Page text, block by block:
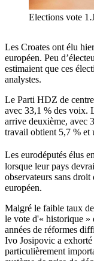
Elections vote
Les Croates ont élu
européen. Peu
estimaient que ces
analystes.
Le Parti HDZ de
avec 33,1 % des voix.
arrive deuxième, avec
travail obtient 5,7 % et
Les eurodéputés élus
lorsque leur pays
observateurs sans
européen.
Malgré le faible taux
le vote d'« historique »
années de réformes
Ivo Josipovic a exhorté
particulièrement